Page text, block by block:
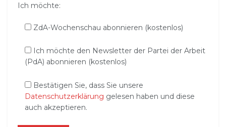
Ich möchte:
ZdA-Wochenschau abonnieren (kostenlos)
Ich möchte den Newsletter der Partei der Arbeit
(PdA) abonnieren (kostenlos)
Bestätigen Sie, dass Sie unsere
Datenschutzerklärung gelesen haben und diese
auch akzeptieren.